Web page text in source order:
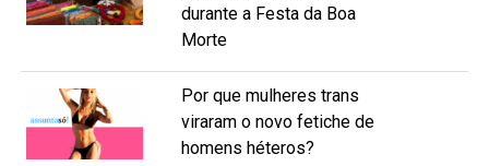
durante a Festa da Boa
Morte
Por que mulheres trans
viraram o novo fetiche de
homens héteros?